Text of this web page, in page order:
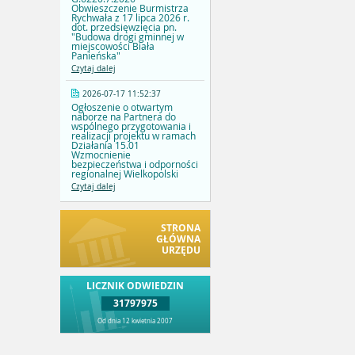
Obwieszczenie Burmistrza
Rychwała z 17 lipca 2026 r.
dot. przedsięwzięcia pn.
"Budowa drogi gminnej w
miejscowości Biała
Panieńska"
Czytaj dalej
2026-07-17 11:52:37
Ogłoszenie o otwartym
naborze na Partnera do
wspólnego przygotowania i
realizacji projektu w ramach
Działania 15.01
Wzmocnienie
bezpieczeństwa i odporności
regionalnej Wielkopolski
Czytaj dalej
STRONA
GŁÓWNA
URZĘDU
LICZNIK ODWIEDZIN
31797975
Od dnia 12 kwietnia 2007